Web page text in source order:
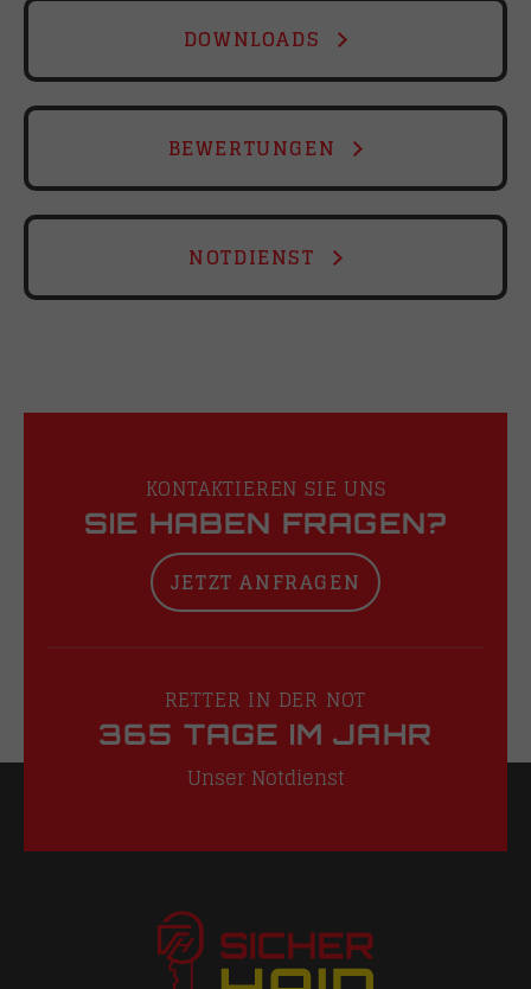
DOWNLOADS
BEWERTUNGEN
NOTDIENST
KONTAKTIEREN SIE UNS
SIE HABEN FRAGEN?
JETZT ANFRAGEN
RETTER IN DER NOT
365 TAGE IM JAHR
Unser Notdienst